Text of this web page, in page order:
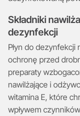
Składniki
dezynfekcji
Płyn do
ochronę przed
preparaty
nawilżające i
witamina E, które
wpływem